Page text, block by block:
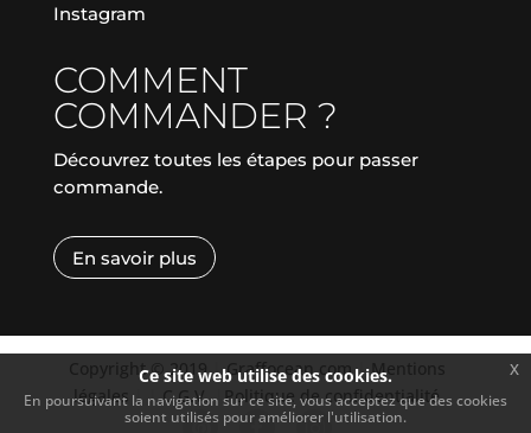
Instagram
COMMENT
COMMANDER ?
Découvrez toutes les étapes pour passer
commande.
En savoir plus
Copyright © 2019| Graffocean.com | Mentions
légales | | C.G.V. |Politique de confidentialité
Ce site web utilise des cookies.
En poursuivant la navigation sur ce site, vous acceptez que des cookies
soient utilisés pour améliorer l'utilisation.
x